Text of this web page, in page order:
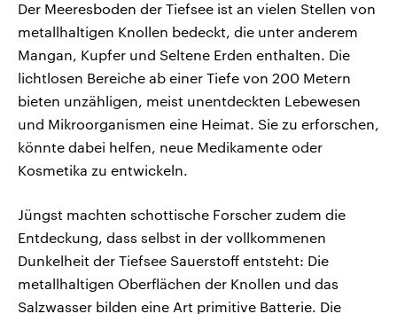
Der Meeresboden der Tiefsee ist an vielen Stellen von
metallhaltigen Knollen bedeckt, die unter anderem
Mangan, Kupfer und Seltene Erden enthalten. Die
lichtlosen Bereiche ab einer Tiefe von 200 Metern
bieten unzähligen, meist unentdeckten Lebewesen
und Mikroorganismen eine Heimat. Sie zu erforschen,
könnte dabei helfen, neue Medikamente oder
Kosmetika zu entwickeln.
Jüngst machten schottische Forscher zudem die
Entdeckung, dass selbst in der vollkommenen
Dunkelheit der Tiefsee Sauerstoff entsteht: Die
metallhaltigen Oberflächen der Knollen und das
Salzwasser bilden eine Art primitive Batterie. Die